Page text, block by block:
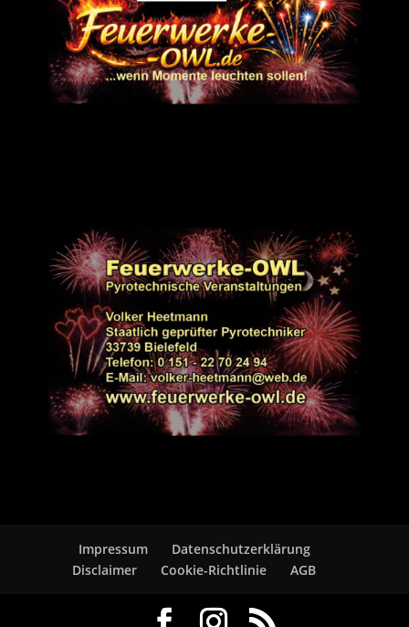
Impressum
Datenschutzerklärung
Disclaimer
Cookie-Richtlinie AGB